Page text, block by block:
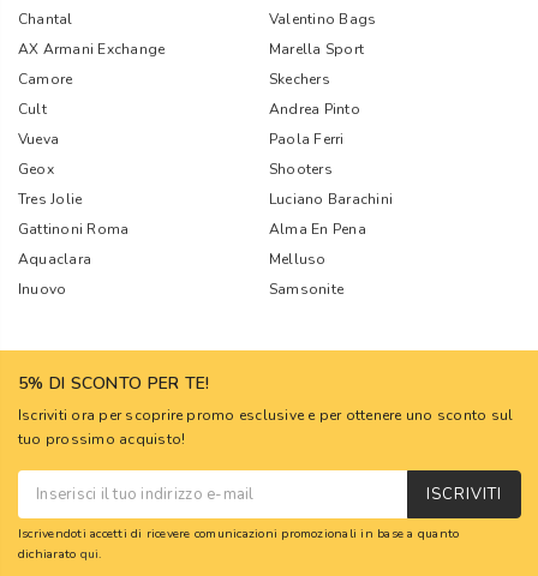
Chantal
Valentino Bags
AX Armani Exchange
Marella Sport
Camore
Skechers
Cult
Andrea Pinto
Vueva
Paola Ferri
Geox
Shooters
Tres Jolie
Luciano Barachini
Gattinoni Roma
Alma En Pena
Aquaclara
Melluso
Inuovo
Samsonite
5% DI SCONTO PER TE!
Iscriviti ora per scoprire promo esclusive e per ottenere uno sconto sul
tuo prossimo acquisto!
ISCRIVITI
Iscrivendoti accetti di ricevere comunicazioni promozionali in base a quanto
dichiarato qui.